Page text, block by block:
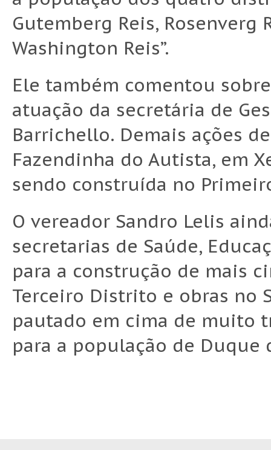
Gutemberg Reis,
Washington Reis”.
Ele também comentou
atuação da secretária de
Barrichello. Demais ações
Fazendinha do Autista, em
sendo construída no
O vereador Sandro Lelis
secretarias de Saúde,
para a construção de mais
Terceiro Distrito e obras no
pautado em cima de muito
para a população de Duque